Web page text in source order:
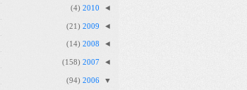
◄
2010
(4)
◄
2009
(21)
◄
2008
(14)
◄
2007
(158)
▼
2006
(94)